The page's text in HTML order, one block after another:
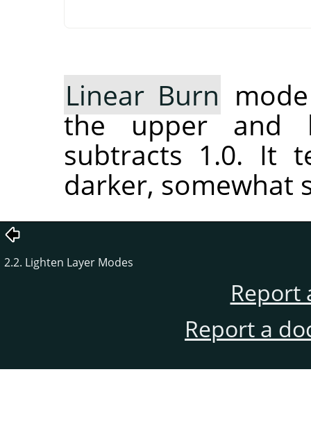
Linear Burn
the upper and
subtracts 1.0. It
darker, somewhat
2.2. Lighten Layer Modes
Report
Report a